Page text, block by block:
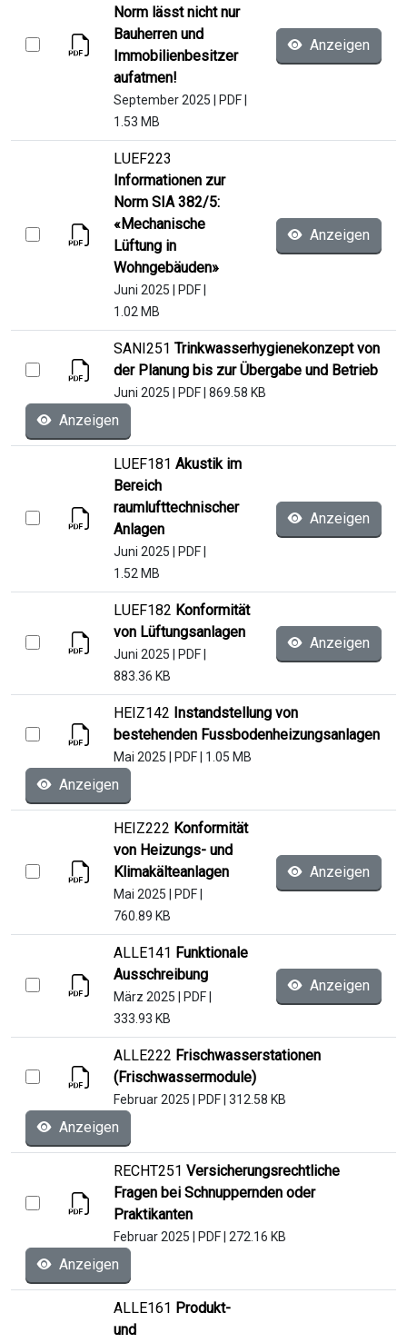
Norm lässt nicht nur
Bauherren und
Immobilienbesitzer
aufatmen!
September 2025 PDF
1.53 MB
Anzeigen
LUEF223
Informationen zur
Norm SIA 382/5:
«Mechanische
Lüftung in
Wohngebäuden»
Juni 2025 PDF
1.02 MB
Anzeigen
SANI251 Trinkwasserhygienekonzept von
der Planung bis zur Übergabe und Betrieb
Juni 2025 PDF 869.58 KB
Anzeigen
LUEF181 Akustik im
Bereich
raumlufttechnischer
Anlagen
Juni 2025 PDF
1.52 MB
Anzeigen
LUEF182 Konformität
von Lüftungsanlagen
Juni 2025 PDF
883.36 KB
Anzeigen
HEIZ142 Instandstellung von
bestehenden Fussbodenheizungsanlagen
Mai 2025 PDF 1.05 MB
Anzeigen
HEIZ222 Konformität
von Heizungs- und
Klimakälteanlagen
Mai 2025 PDF
760.89 KB
Anzeigen
ALLE141 Funktionale
Ausschreibung
März 2025 PDF
333.93 KB
Anzeigen
ALLE222 Frischwasserstationen
(Frischwassermodule)
Februar 2025 PDF 312.58 KB
Anzeigen
RECHT251 Versicherungsrechtliche
Fragen bei Schnuppernden oder
Praktikanten
Februar 2025 PDF 272.16 KB
Anzeigen
ALLE161 Produkt-
und